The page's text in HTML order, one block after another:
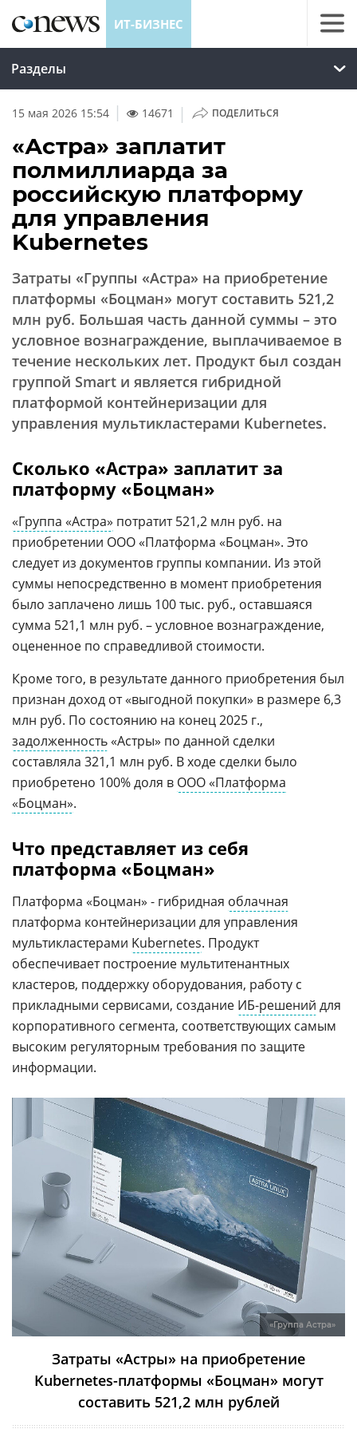
ИТ-БИЗНЕС
Разделы
15 мая 2026 15:54 14671 | ПОДЕЛИТЬСЯ
«Астра» заплатит
полмиллиарда за
российскую платформу
для управления
Kubernetes
Затраты «Группы «Астра» на приобретение
платформы «Боцман» могут составить 521,2
млн руб. Большая часть данной суммы – это
условное вознаграждение, выплачиваемое в
течение нескольких лет. Продукт был создан
группой Smart и является гибридной
платформой контейнеризации для
управления мультикластерами Kubernetes.
Сколько «Астра» заплатит за
платформу «Боцман»
«Группа «Астра» потратит 521,2 млн руб. на
приобретении ООО «Платформа «Боцман». Это
следует из документов группы компании. Из этой
суммы непосредственно в момент приобретения
было заплачено лишь 100 тыс. руб., оставшаяся
сумма 521,1 млн руб. – условное вознаграждение,
оцененное по справедливой стоимости.
Кроме того, в результате данного приобретения был
признан доход от «выгодной покупки» в размере 6,3
млн руб. По состоянию на конец 2025 г.,
задолженность «Астры» по данной сделки
составляла 321,1 млн руб. В ходе сделки было
приобретено 100% доля в ООО «Платформа
«Боцман».
Что представляет из себя
платформа «Боцман»
Платформа «Боцман» - гибридная облачная
платформа контейнеризации для управления
мультикластерами Kubernetes. Продукт
обеспечивает построение мультитенантных
кластеров, поддержку оборудования, работу с
прикладными сервисами, создание ИБ-решений для
корпоративного сегмента, соответствующих самым
высоким регуляторным требования по защите
информации.
«Группа Астра»
Затраты «Астры» на приобретение
Kubernetes-платформы «Боцман» могут
составить 521,2 млн рублей